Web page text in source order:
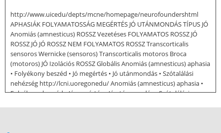
http://www.uicedu/depts/mcne/homepage/neurofoundershtml
APHASIÁK FOLYAMATOSSÁG MEGÉRTÉS JÓ UTÁNMONDÁS TÍPUS JÓ
Anomiás (amnesticus) ROSSZ Vezetéses FOLYAMATOS ROSSZ JÓ
ROSSZ JÓ JÓ ROSSZ NEM FOLYAMATOS ROSSZ Transcorticalis
sensoros Wernicke (sensoros) Transcorticalis motoros Broca
(motoros) JÓ Izolációs ROSSZ Globális Anomiás (amnesticus) aphasia
• Folyékony beszéd • Jó megértés • Jó utánmondás • Szótalálási
nehézség http://lcni.uoregonedu/ Anomiás (amnesticus) aphasia •
Folyékony beszéd • Jó megértés • Jó utánmondás • Szótalálási